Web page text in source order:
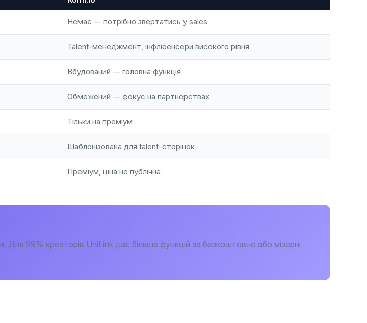
Немає — потрібно звертатись у sales
Talent-менеджмент, інфлюенсери високого рівня
Вбудований — головна функція
Обмежений — фокус на партнерствах
Тільки на преміум
Шаблонізована для talent-сторінок
Преміум, ціна не публічна
99% креаторів UniLink дає більше функцій за безкоштовно або мізерні